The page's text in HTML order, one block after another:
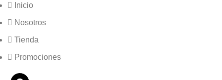
Inicio
Nosotros
Tienda
Promociones